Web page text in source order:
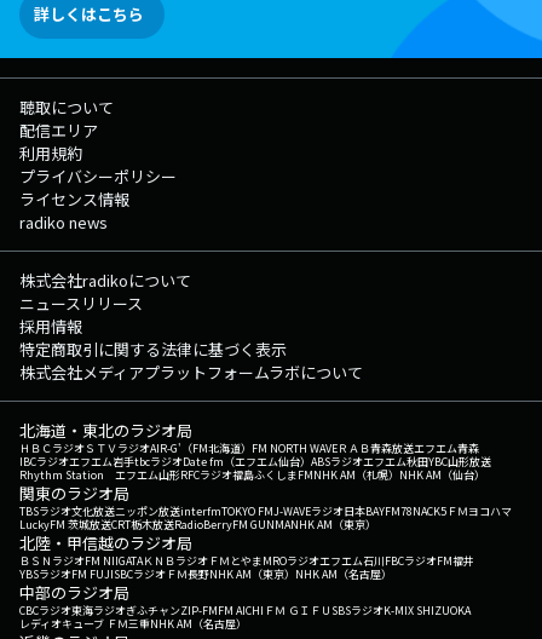
詳しくはこちら
聴取について
配信エリア
利用規約
プライバシーポリシー
ライセンス情報
radiko news
株式会社radikoについて
ニュースリリース
採用情報
特定商取引に関する法律に基づく表示
株式会社メディアプラットフォームラボについて
北海道・東北のラジオ局
ＨＢＣラジオＳＴＶラジオAIR-G'（FM北海道） FM NORTH WAVEＲＡＢ青森放送エフエム青森
IBCラジオエフエム岩手tbcラジオDate fm（エフエム仙台） ABSラジオエフエム秋田YBC山形放送
Rhythm Station エフエム山形RFCラジオ福島ふくしまFMNHK AM（札幌） NHK AM（仙台）
関東のラジオ局
TBSラジオ文化放送ニッポン放送interfmTOKYO FMJ-WAVEラジオ日本BAYFM78NACK5 ＦＭヨコハマ
LuckyFM 茨城放送CRT栃木放送RadioBerryFM GUNMANHK AM（東京）
北陸・甲信越のラジオ局
ＢＳＮラジオFM NIIGATAＫＮＢラジオ ＦＭとやまMROラジオエフエム石川FBCラジオFM福井
YBSラジオFM FUJISBCラジオ ＦＭ長野NHK AM（東京） NHK AM（名古屋）
中部のラジオ局
CBCラジオ東海ラジオぎふチャンZIP-FMFM AICHI ＦＭ ＧＩＦＵ SBSラジオK-MIX SHIZUOKA
レディオキューブ ＦＭ三重NHK AM（名古屋）